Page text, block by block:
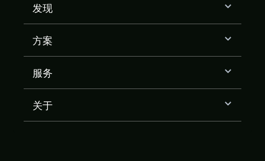
发现
方案
服务
关于